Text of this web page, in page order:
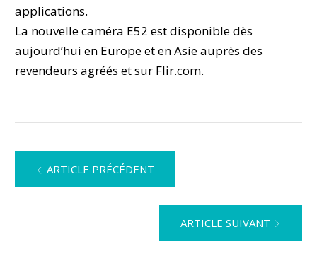
applications.
La nouvelle caméra E52 est disponible dès
aujourd’hui en Europe et en Asie auprès des
revendeurs agréés et sur Flir.com.
ARTICLE PRÉCÉDENT
ARTICLE SUIVANT